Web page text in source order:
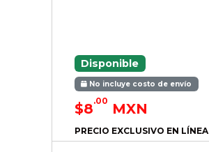
Disponible
No incluye costo de envío
$8.00 MXN
PRECIO EXCLUSIVO EN LÍNEA